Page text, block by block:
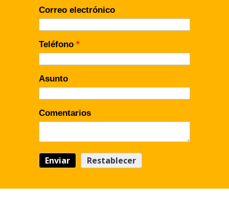
Correo electrónico
Teléfono *
Asunto
Comentarios